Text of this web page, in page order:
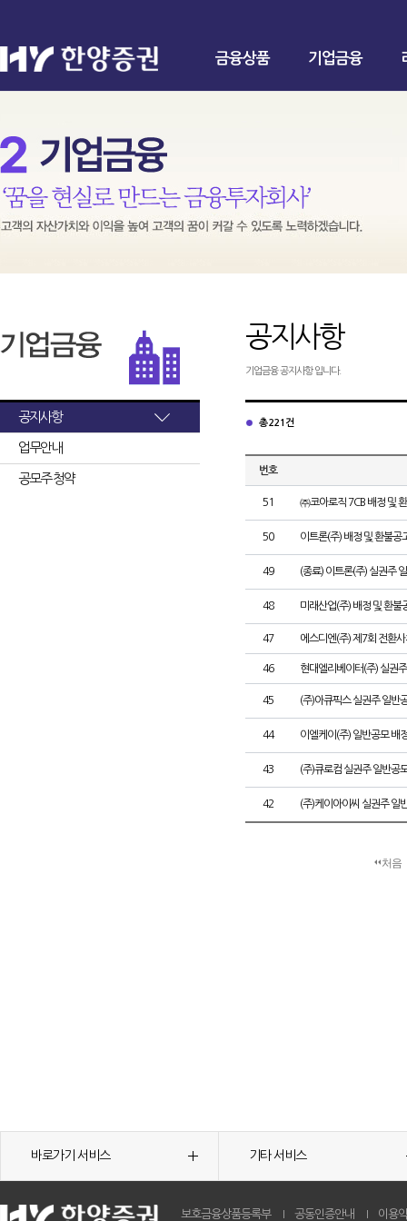
금융상품 기업금융
공지사항
업무안내
공모주 청약
공지사항
기업금융 공지사항 입니다.
총 221건
번호
51 ㈜코아로직 7CB 배정 및
50 이트론(주) 배정 및 환불공
49 (종료) 이트론(주) 실권주
48 미래산업(주) 배정 및 환불
47 에스디엔(주) 제7회 전환
46 현대엘리베이터(주) 실권
45 (주)아큐픽스 실권주 일반
44 이엘케이(주) 일반공모 배
43 (주)큐로컴 실권주 일반공
42 (주)케이아이씨 실권주 일
처음
바로가기 서비스 기타 서비스
보호금융상품등록부 공동인증안내 이용